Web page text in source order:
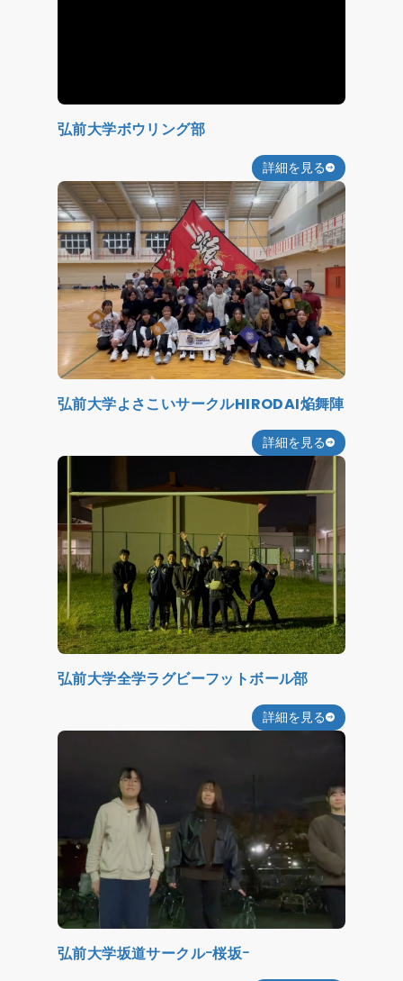
弘前大学ボウリング部
詳細を見る
弘前大学よさこいサークルHIRODAI焔舞陣
詳細を見る
弘前大学全学ラグビーフットボール部
詳細を見る
弘前大学坂道サークルｰ桜坂ｰ